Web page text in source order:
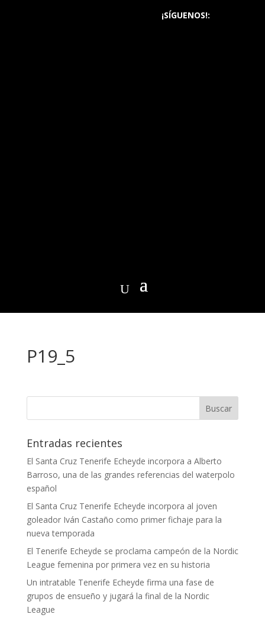
¡SÍGUENOS!:
P19_5
Entradas recientes
El Santa Cruz Tenerife Echeyde incorpora a Alberto
Barroso, una de las grandes referencias del waterpolo
español
El Santa Cruz Tenerife Echeyde incorpora al joven
goleador Iván Castaño como primer fichaje para la
nueva temporada
El Tenerife Echeyde se proclama campeón de la Nordic
League femenina por primera vez en su historia
Un intratable Tenerife Echeyde firma una fase de
grupos de ensueño y jugará la final de la Nordic
League